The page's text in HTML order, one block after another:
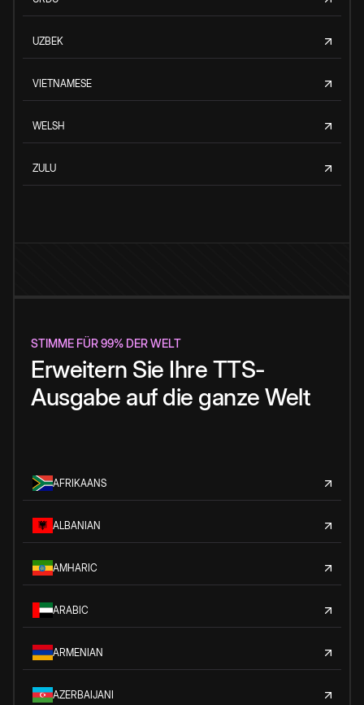
UZBEK
VIETNAMESE
WELSH
ZULU
STIMME FÜR 99% DER WELT
Erweitern Sie Ihre TTS-
Ausgabe auf die ganze Welt
AFRIKAANS
ALBANIAN
AMHARIC
ARABIC
ARMENIAN
AZERBAIJANI